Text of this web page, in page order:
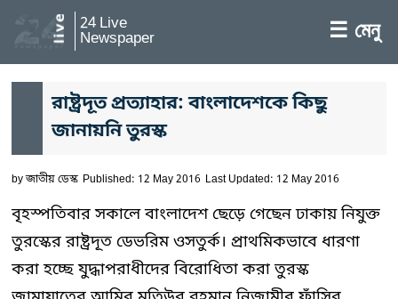
24 Live
Newspaper ☰ মেনু
রাষ্ট্রদূত প্রত্যাহার: বাংলাদেশকে কিছু
জানায়নি তুরস্ক
byজাতীয় ডেস্ক Published: 12 May 2016 Last Updated: 12 May 2016
বৃহস্পতিবার সকালে বাংলাদেশ ছেড়ে গেছেন ঢাকায় নিযুক্ত
তুরস্কের রাষ্ট্রদূত ডেভরিম ওসতুর্ক। প্রাথমিকভাবে ধারণা
করা হচ্ছে যুদ্ধাপরাধীদের বিরোধিতা করা তুরস্ক